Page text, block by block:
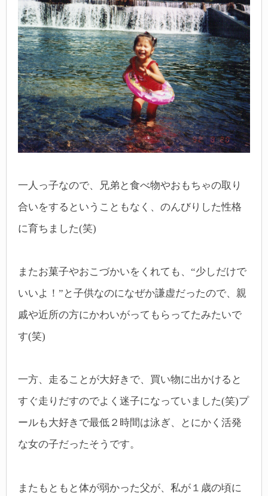
一人っ子なので、兄弟と食べ物やおもちゃの取り
合いをするということもなく、のんびりした性格
に育ちました(笑)
またお菓子やおこづかいをくれても、“少しだけで
いいよ！”と子供なのになぜか謙虚だったので、親
戚や近所の方にかわいがってもらってたみたいで
す(笑)
一方、走ることが大好きで、買い物に出かけると
すぐ走りだすのでよく迷子になっていました(笑)プ
ールも大好きで最低２時間は泳ぎ、とにかく活発
な女の子だったそうです。
またもともと体が弱かった父が、私が１歳の頃に